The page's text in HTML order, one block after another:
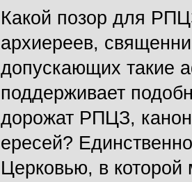
Какой позор для
архиереев,
допускающих такие
поддерживает
дорожат РПЦЗ,
ересей?
Церковью, в